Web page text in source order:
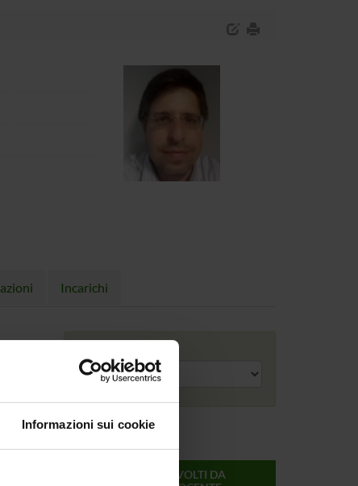
Informazioni sui cookie
Incarichi
Anno accademico
MODULI SVOLTI DA